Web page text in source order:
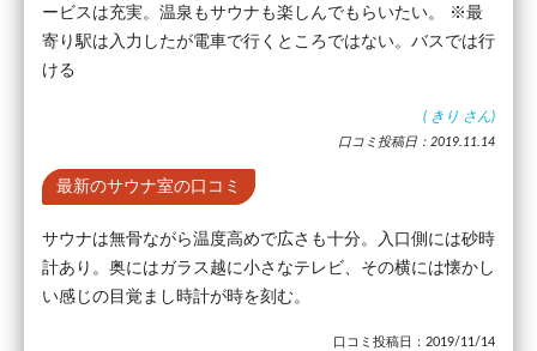
ービスは充実。温泉もサウナも楽しんでもらいたい。 ※最
寄り駅は入力したが電車で行くところではない。バスでは行
ける
( きり さん)
口コミ投稿日：2019.11.14
最新のサウナ室の口コミ
サウナは無骨ながら温度高めで広さも十分。入口側には砂時
計あり。奥にはガラス越に小さなテレビ、その横には懐かし
い感じの目覚まし時計が時を刻む。
口コミ投稿日：2019/11/14